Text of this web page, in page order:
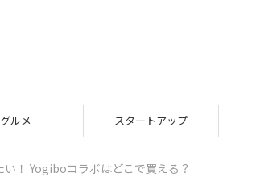
グルメ スタートアップ
！ Yogiboコラボはどこで買える？